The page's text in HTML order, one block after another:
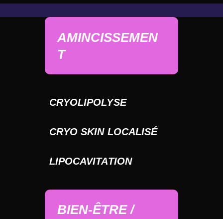
AMINCISSEMEN
T
CRYOLIPOLYSE
CRYO SKIN LOCALISÉ
LIPOCAVITATION
BIEN-ÊTRE /